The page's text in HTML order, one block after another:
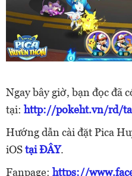
Ngay bây giờ, bạn đọc đã
tại: http://pokeht.vn/rd/
Hướng dẫn cài đặt Pica
iOStại ĐÂY.
Fanpage: https://